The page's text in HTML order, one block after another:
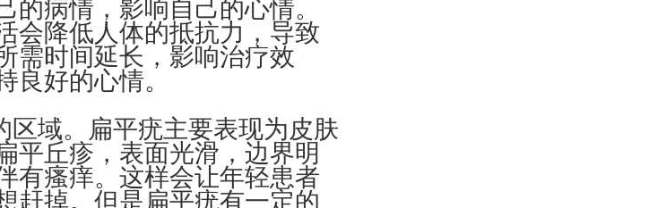
的病情，影响自己的心情。
会降低人体的抵抗力，导致
需时间延长，影响治疗效
良好的心情。
域。扁平疣主要表现为皮肤
平丘疹，表面光滑，边界明
有瘙痒。这样会让年轻患者
赶掉。但是扁平疣有一定的